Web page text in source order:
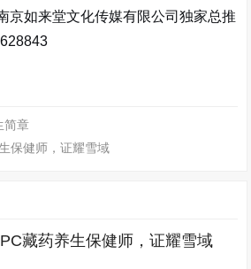
京如来堂文化传媒有限公司独家总推
简章
保健师，证耀雪域
藏药养生保健师，证耀雪域